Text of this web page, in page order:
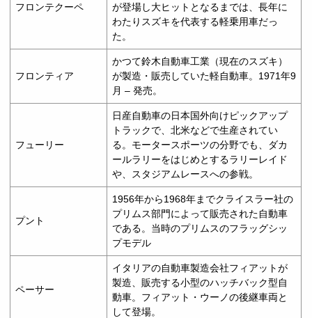
フロンテクーペ
が登場し大ヒットとなるまでは、長年に
わたりスズキを代表する軽乗用車だっ
た。
フロンティア
かつて鈴木自動車工業（現在のスズキ）
が製造・販売していた軽自動車。1971年9
月 – 発売。
フューリー
日産自動車の日本国外向けピックアップ
トラックで、北米などで生産されてい
る。モータースポーツの分野でも、ダカ
ールラリーをはじめとするラリーレイド
や、スタジアムレースへの参戦。
プント
1956年から1968年までクライスラー社の
プリムス部門によって販売された自動車
である。当時のプリムスのフラッグシッ
プモデル
ペーサー
イタリアの自動車製造会社フィアットが
製造、販売する小型のハッチバック型自
動車。フィアット・ウーノの後継車両と
して登場。